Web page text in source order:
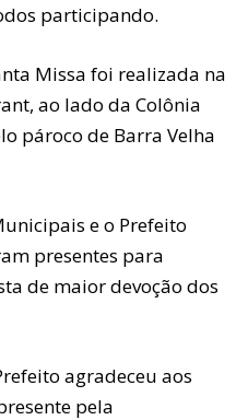
participando.
Missa foi realizada na
ao lado da Colônia
pároco de Barra Velha
e o Prefeito
presentes para
de maior devoção dos
agradeceu aos
pela